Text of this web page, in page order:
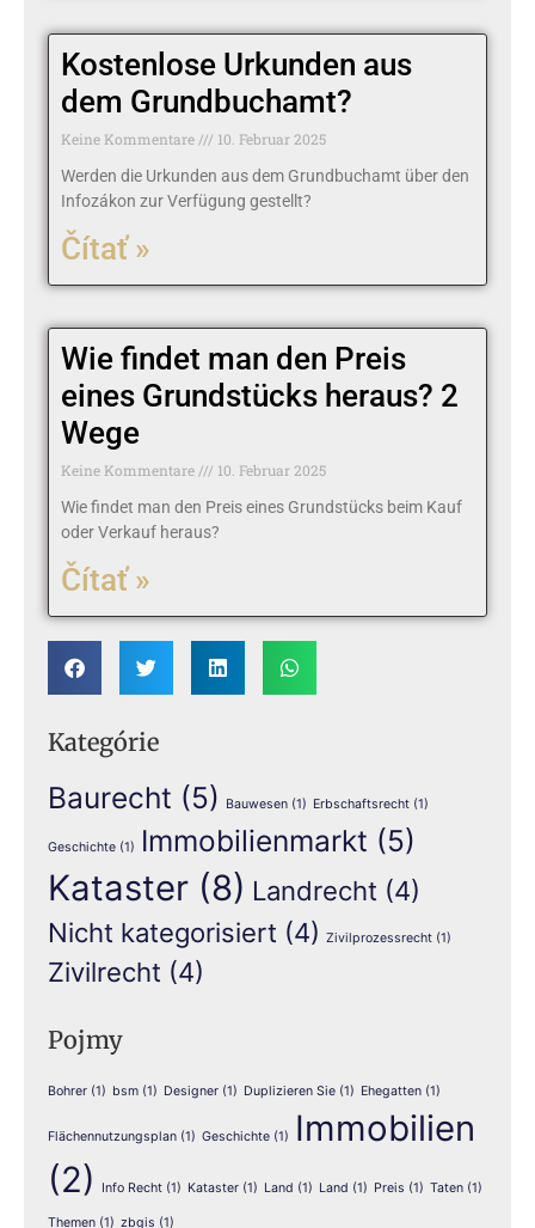
Kostenlose Urkunden aus
dem Grundbuchamt?
Keine Kommentare
10. Februar 2025
Werden die Urkunden aus dem Grundbuchamt über den
Infozákon zur Verfügung gestellt?
Čítať »
Wie findet man den Preis
eines Grundstücks heraus? 2
Wege
Keine Kommentare
10. Februar 2025
Wie findet man den Preis eines Grundstücks beim Kauf
oder Verkauf heraus?
Čítať »
Kategórie
Baurecht (5) Bauwesen (1) Erbschaftsrecht (1)
Geschichte (1) Immobilienmarkt (5)
Kataster (8) Landrecht (4)
Nicht kategorisiert (4) Zivilprozessrecht (1)
Zivilrecht (4)
Pojmy
Bohrer (1) bsm (1) Designer (1) Duplizieren Sie (1) Ehegatten (1)
Flächennutzungsplan (1) Geschichte (1)
Immobilien
(2)
Info Recht (1) Kataster (1) Land (1) Land (1) Preis (1) Taten (1)
Themen (1) zbgis (1)